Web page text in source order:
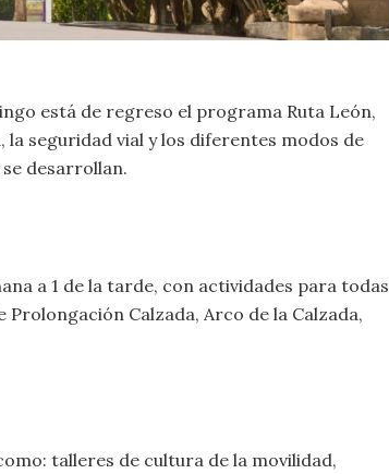
está de regreso el programa Ruta León,
seguridad vial y los diferentes modos de
desarrollan.
a 1 de la tarde, con actividades para todas
Calzada, Arco de la Calzada,
talleres de cultura de la movilidad,